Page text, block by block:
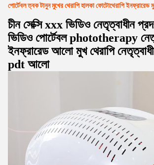
পোর্টেবল ত্বক টানুন মুখের থেরাপি হালকা ফোটোথেরাপি
চীন সেক্সি xxx ভিডিও নেতৃত্বাধীন
ভিডিও পোর্টেবল phototherapy
ইনফ্রারেড আলো মুখ থেরাপি
pdt আলো